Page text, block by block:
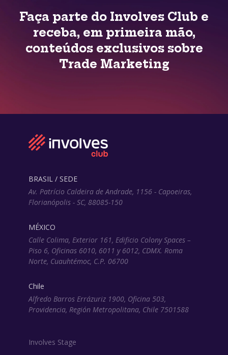
Faça parte do Involves Club e
receba, em primeira mão,
conteúdos exclusivos sobre
Trade Marketing
BRASIL / SEDE
Av. Patrício Caldeira de Andrade, 1156 - Capoeiras,
Florianópolis - SC, 88085-150
MÉXICO
Calle Colima, Exterior 161, Edificio Colony Spaces –
Piso 6, Oficinas 6010, 6011 y 6012, CDMX. Roma
Norte, Cuauhtémoc, C.P. 06700
Chile
Alfredo Barros Errázuriz 1900, Oficina 503,
Providencia, Región Metropolitana, Chile 7501588
Involves Stage